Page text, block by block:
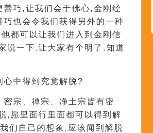
巧,让我们会于佛心,金刚经
也会令我们获得另外的一种
都可以让我们进入到金刚信
说一下,让大家有个明了,知道
中得到究竟解脱?
宗、禅宗、净土宗皆有密
,愿里面行里面都可以得到解
们自己的想象,应该闻到解脱